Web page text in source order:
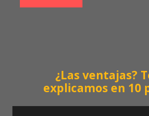
¿Las ventajas?
explicamos en 10